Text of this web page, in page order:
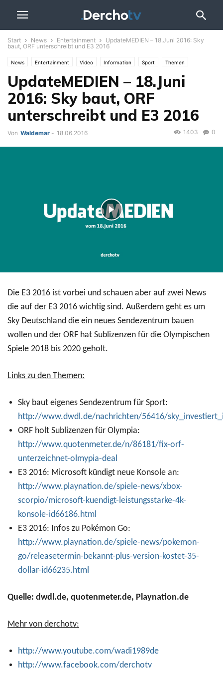
Start News Entertainment
UpdateMEDIEN – 18.Juni 2016: Sky
baut, ORF unterschreibt und E3 2016
News Entertainment Video Information Sport Themen
UPDATE
UpdateMEDIEN – 18.Juni
2016: Sky baut, ORF
unterschreibt und E3 2016
Von Waldemar - 18.06.2016 0
1403
Die E3 2016 ist vorbei und schauen aber auf zwei News
die auf der E3 2016 wichtig sind. Außerdem geht es um
Sky Deutschland die ein neues Sendezentrum bauen
wollen und der ORF hat Sublizenzen für die Olympischen
Spiele 2018 bis 2020 geholt.
Links zu den Themen:
Sky baut eigenes Sendezentrum für Sport:
http://www.dwdl.de/nachrichten/56416/
ORF holt Sublizenzen für Olympia:
http://www.quotenmeter.de/n/86181/fix-orf-
unterzeichnet-olmypia-deal
E3 2016: Microsoft kündigt neue Konsole an:
http://www.playnation.de/spiele-news/xbox-
scorpio/microsoft-kuendigt-leistungsstarke-4k-
konsole-id66186.html
E3 2016: Infos zu Pokémon Go:
http://www.playnation.de/spiele-news/pokemon-
go/releasetermin-bekannt-plus-version-kostet-35-
dollar-id66235.html
Quelle: dwdl.de, quotenmeter.de, Playnation.de
Mehr von derchotv:
http://www.youtube.com/wadi1989de
http://www.facebook.com/derchotv